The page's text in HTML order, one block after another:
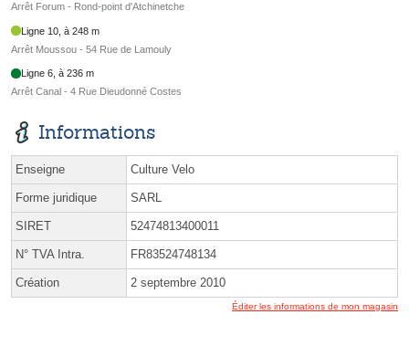
Arrêt Forum - Rond-point d'Atchinetche
Ligne 10, à 248 m
Arrêt Moussou - 54 Rue de Lamouly
Ligne 6, à 236 m
Arrêt Canal - 4 Rue Dieudonné Costes
Informations
Enseigne Culture Velo
Forme juridique SARL
SIRET 52474813400011
N° TVA Intra. FR83524748134
Création 2 septembre 2010
Éditer les informations de mon magasin